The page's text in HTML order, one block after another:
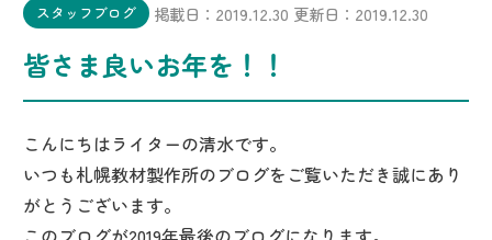
スタッフブログ 掲載日：2019.12.30 更新日：2019.12.30
皆さま良いお年を！！
こんにちはライターの清水です。
いつも札幌教材製作所のブログをご覧いただき誠にあり
がとうございます。